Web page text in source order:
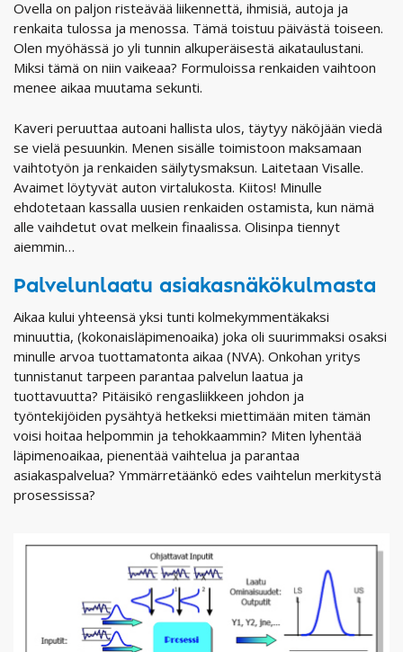
Ovella on paljon risteävää liikennettä, ihmisiä, autoja ja
renkaita tulossa ja menossa. Tämä toistuu päivästä toiseen.
Olen myöhässä jo yli tunnin alkuperäisestä aikataulustani.
Miksi tämä on niin vaikeaa? Formuloissa renkaiden vaihtoon
menee aikaa muutama sekunti.
Kaveri peruuttaa autoani hallista ulos, täytyy näköjään viedä
se vielä pesuunkin. Menen sisälle toimistoon maksamaan
vaihtotyön ja renkaiden säilytysmaksun. Laitetaan Visalle.
Avaimet löytyvät auton virtalukosta. Kiitos! Minulle
ehdotetaan kassalla uusien renkaiden ostamista, kun nämä
alle vaihdetut ovat melkein finaalissa. Olisinpa tiennyt
aiemmin…
Palvelunlaatu asiakasnäkökulmasta
Aikaa kului yhteensä yksi tunti kolmekymmentäkaksi
minuuttia, (kokonaisläpimenoaika) joka oli suurimmaksi osaksi
minulle arvoa tuottamatonta aikaa (NVA). Onkohan yritys
tunnistanut tarpeen parantaa palvelun laatua ja
tuottavuutta? Pitäisikö rengasliikkeen johdon ja
työntekijöiden pysähtyä hetkeksi miettimään miten tämän
voisi hoitaa helpommin ja tehokkaammin? Miten lyhentää
läpimenoaikaa, pienentää vaihtelua ja parantaa
asiakaspalvelua? Ymmärretäänkö edes vaihtelun merkitystä
prosessissa?